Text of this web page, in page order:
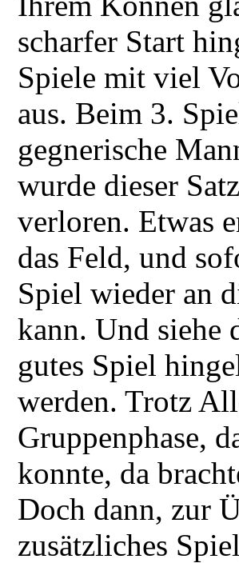
scharfer Start
Spiele mit viel
aus. Beim 3.
gegnerische
wurde dieser
verloren. Etwas
das Feld, und
Spiel wieder an
kann. Und siehe
gutes Spiel
werden. Trotz
Gruppenphase,
konnte, da
Doch dann, zur
zusätzliches